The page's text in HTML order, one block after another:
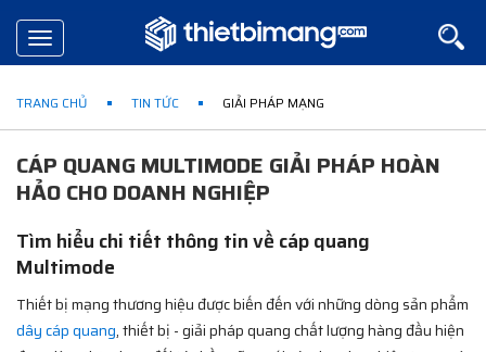
Toggle
navigation
TRANG CHỦ TIN TỨC GIẢI PHÁP MẠNG
CÁP QUANG MULTIMODE GIẢI PHÁP HOÀN
HẢO CHO DOANH NGHIỆP
Tìm hiểu chi tiết thông tin về cáp quang
Multimode
Thiết bị mạng thương hiệu được biến đến với những dòng sản phẩm
dây cáp quang, thiết bị - giải pháp quang chất lượng hàng đầu hiện